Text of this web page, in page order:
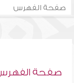
صفحة الفهرس
صفحة